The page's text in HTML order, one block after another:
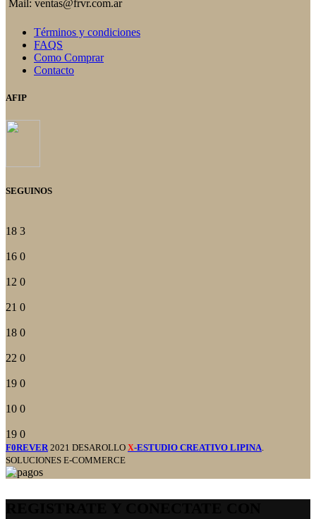
Mail: ventas@frvr.com.ar
Términos y condiciones
FAQS
Como Comprar
Contacto
AFIP
SEGUINOS
18 3
16 0
12 0
21 0
18 0
22 0
19 0
10 0
19 0
F0REVER 2021 DESAROLLO X-ESTUDIO CREATIVO LIPINA
SOLUCIONES E-COMMERCE